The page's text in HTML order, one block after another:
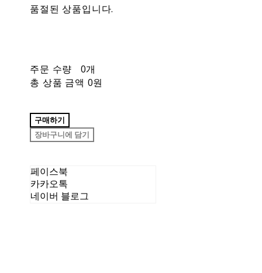
품절된 상품입니다.
주문 수량
0개
총 상품 금액 0원
구매하기
장바구니에 담기
페이스북
카카오톡
네이버 블로그